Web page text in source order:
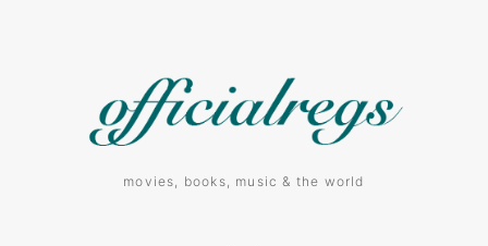
movies, books, music & the world